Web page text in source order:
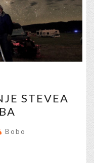
STEVEA
Bobo